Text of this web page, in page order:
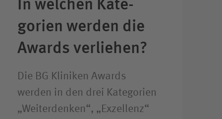
gorien werden die
Awards verliehen?
Die BG Kliniken Awards
werden in den drei Kategorien
„Weiterdenken“, „Exzellenz“